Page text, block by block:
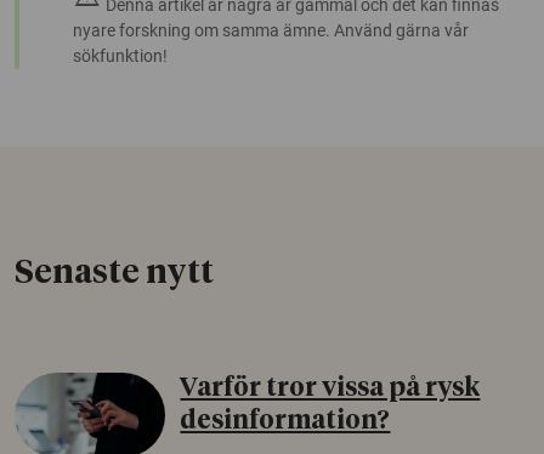
Denna artikel är några år gammal och det kan finnas
nyare forskning om samma ämne. Använd gärna vår
sökfunktion!
Senaste nytt
Varför tror vissa på rysk
desinformation?